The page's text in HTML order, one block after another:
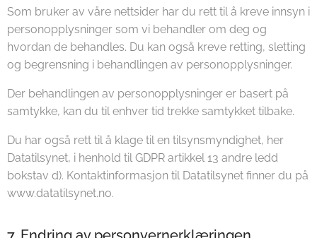
Som bruker av våre nettsider har du rett til å kreve innsyn i
personopplysninger som vi behandler om deg og
hvordan de behandles. Du kan også kreve retting, sletting
og begrensning i behandlingen av personopplysninger.
Der behandlingen av personopplysninger er basert på
samtykke, kan du til enhver tid trekke samtykket tilbake.
Du har også rett til å klage til en tilsynsmyndighet, her
Datatilsynet, i henhold til GDPR artikkel 13 andre ledd
bokstav d). Kontaktinformasjon til Datatilsynet finner du på
www.datatilsynet.no.